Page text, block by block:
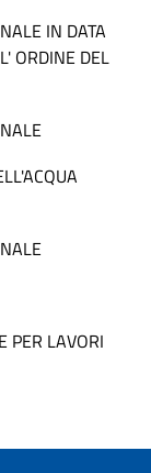
IN DATA
ORDINE DEL
PER LAVORI